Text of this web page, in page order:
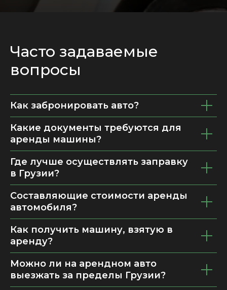
Часто задаваемые
вопросы
Как забронировать авто?
Какие документы требуются для
аренды машины?
Где лучше осуществлять заправку
в Грузии?
Составляющие стоимости аренды
автомобиля?
Как получить машину, взятую в
аренду?
Можно ли на арендном авто
выезжать за пределы Грузии?